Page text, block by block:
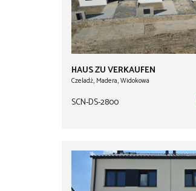
HAUS ZU VERKAUFEN
Czeladź, Madera, Widokowa
SCN-DS-2800